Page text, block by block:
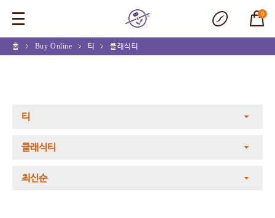
0
홈 Buy Online 티 클래식티
티
클래식티
최신순